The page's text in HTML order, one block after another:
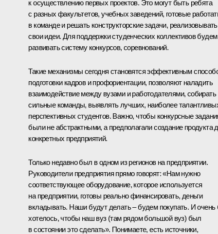
к осуществлению первых проектов. Это могут быть ребята
с разных факультетов, учебных заведений, готовые
в команде и решать конструкторские задачи, реализовывать
свои идеи. Для поддержки студенческих коллективов будем
развивать систему конкурсов, соревнований.
Такие механизмы сегодня становятся эффективным
подготовки кадров и профориентации, позволяют наладить
взаимодействие между вузами и работодателями, собирать
сильные команды, выявлять лучших, наиболее
перспективных студентов. Важно, чтобы конкурсные
были не абстрактными, а предполагали создание продукта
конкретных предприятий.
Только недавно был в одном из регионов на предприятии.
Руководители предприятия прямо говорят: «Нам нужно
соответствующее оборудование, которое используется
на предприятии, готовы реально финансировать, деньги
вкладывать. Наши будут делать – будем покупать. И
хотелось, чтобы наш вуз (там рядом большой вуз) был
в состоянии это сделать». Понимаете, есть источники,